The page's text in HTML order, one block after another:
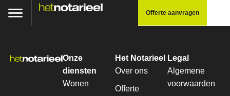
Offerte aanvragen
Onze
diensten
Wonen
Het Notarieel
Over ons
Offerte
Legal
Algemene
voorwaarden